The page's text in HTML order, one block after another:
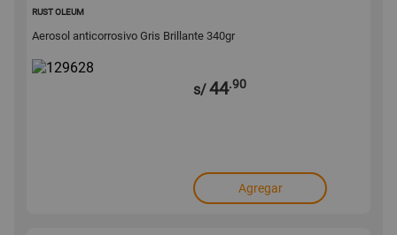
RUST OLEUM
Aerosol anticorrosivo Gris Brillante 340gr
s/44.90
Agregar